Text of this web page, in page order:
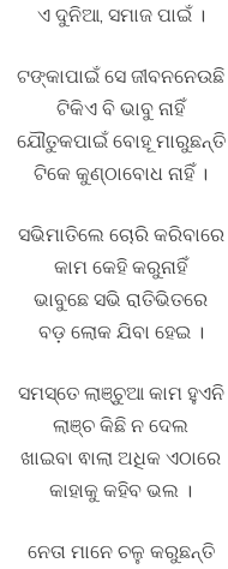
ଏ ଦୁନିଆ, ସମାଜ ପାଇଁ ।
ଟଙ୍କାପାଇଁ ସେ ଜୀବନନେଉଛି
ଟିକିଏ ବି ଭାବୁ ନାହିଁ
ଯୌତୁକପାଇଁ ବୋହୂ ମାରୁଛନ୍ତି
ଟିକେ କୁଣ୍ଠାବୋଧ ନାହିଁ ।
ସଭିମାତିଲେ ଚୋରି କରିବାରେ
କାମ କେହି କରୁନାହିଁ
ଭାବୁଛେ ସଭି ରାତିଭିତରେ
ବଡ଼ ଲୋକ ଯିବା ହେଇ ।
ସମସ୍ତେ ଲାଞ୍ଚୁଆ କାମ ହୁଏନି
ଲାଞ୍ଚ କିଛି ନ ଦେଲ
ଖାଇବା ଵାଲା ଅଧିକ ଏଠାରେ
କାହାକୁ କହିବ ଭଲ ।
ନେତା ମାନେ ଚଳୁ କରୁଛନ୍ତି